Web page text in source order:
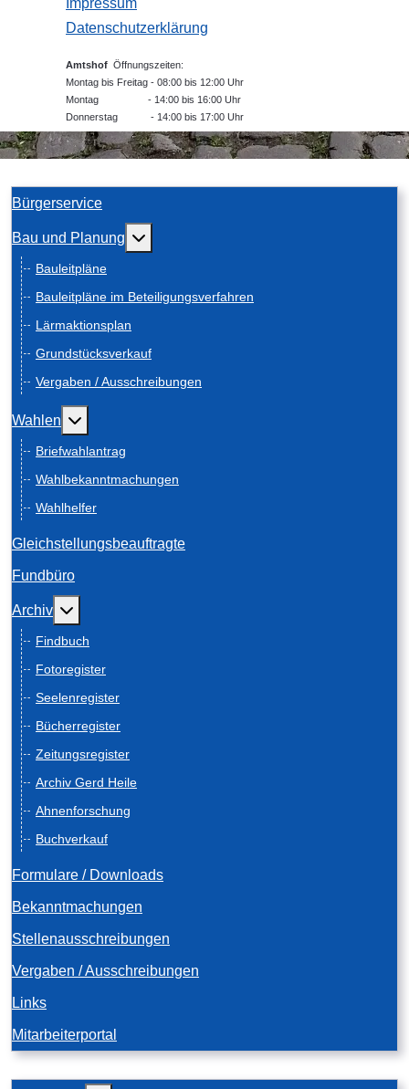
Impressum
Datenschutzerklärung
Amtshof Öffnungszeiten:
Montag bis Freitag - 08:00 bis 12:00 Uhr
Montag - 14:00 bis 16:00 Uhr
Donnerstag - 14:00 bis 17:00 Uhr
Bürgerservice
Bau und Planung Weitere Informationen: Bau und Planung
Bauleitpläne
Bauleitpläne im Beteiligungsverfahren
Lärmaktionsplan
Grundstücksverkauf
Vergaben / Ausschreibungen
Wahlen Weitere Informationen: Wahlen
Briefwahlantrag
Wahlbekanntmachungen
Wahlhelfer
Gleichstellungsbeauftragte
Fundbüro
Archiv Weitere Informationen: Archiv
Findbuch
Fotoregister
Seelenregister
Bücherregister
Zeitungsregister
Archiv Gerd Heile
Ahnenforschung
Buchverkauf
Formulare / Downloads
Bekanntmachungen
Stellenausschreibungen
Vergaben / Ausschreibungen
Links
Mitarbeiterportal